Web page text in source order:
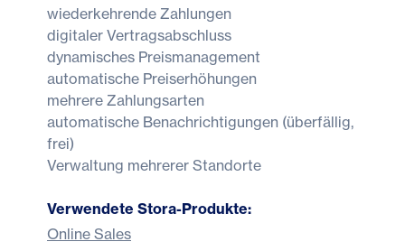
wiederkehrende Zahlungen
digitaler Vertragsabschluss
dynamisches Preismanagement
automatische Preiserhöhungen
mehrere Zahlungsarten
automatische Benachrichtigungen (überfällig,
frei)
Verwaltung mehrerer Standorte
Verwendete Stora-Produkte:
Online Sales